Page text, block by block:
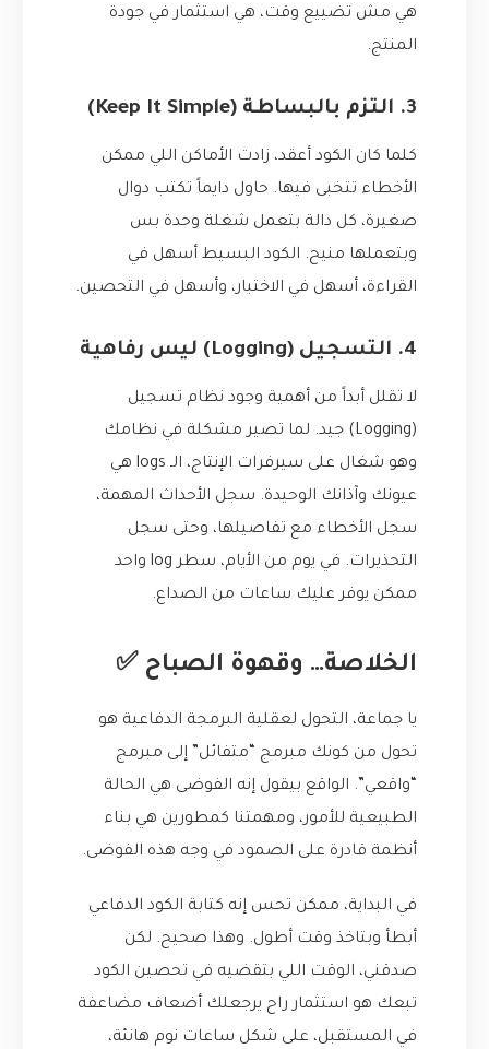
هي مش تضييع وقت، هي استثمار في جودة
المنتج.
3. التزم بالبساطة (Keep It Simple)
كلما كان الكود أعقد، زادت الأماكن اللي ممكن
الأخطاء تتخبى فيها. حاول دايماً تكتب دوال
صغيرة، كل دالة بتعمل شغلة وحدة بس
وبتعملها منيح. الكود البسيط أسهل في
القراءة، أسهل في الاختبار، وأسهل في التحصين.
4. التسجيل (Logging) ليس رفاهية
لا تقلل أبداً من أهمية وجود نظام تسجيل
(Logging) جيد. لما تصير مشكلة في نظامك
وهو شغال على سيرفرات الإنتاج، الـ logs هي
عيونك وآذانك الوحيدة. سجل الأحداث المهمة،
سجل الأخطاء مع تفاصيلها، وحتى سجل
التحذيرات. في يوم من الأيام، سطر log واحد
ممكن يوفر عليك ساعات من الصداع.
الخلاصة… وقهوة الصباح ✅
يا جماعة، التحول لعقلية البرمجة الدفاعية هو
تحول من كونك مبرمج “متفائل” إلى مبرمج
“واقعي”. الواقع بيقول إنه الفوضى هي الحالة
الطبيعية للأمور، ومهمتنا كمطورين هي بناء
أنظمة قادرة على الصمود في وجه هذه الفوضى.
في البداية، ممكن تحس إنه كتابة الكود الدفاعي
أبطأ وبتاخذ وقت أطول. وهذا صحيح. لكن
صدقني، الوقت اللي بتقضيه في تحصين الكود
تبعك هو استثمار راح يرجعلك أضعاف مضاعفة
في المستقبل، على شكل ساعات نوم هانئة،